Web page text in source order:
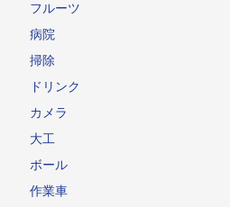
フルーツ
病院
掃除
ドリンク
カメラ
大工
ボール
作業車